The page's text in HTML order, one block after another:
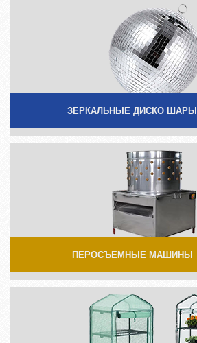
ЗЕРКАЛЬНЫЕ ДИСКО ШАРЫ
ПЕРОСЪЕМНЫЕ МАШИНЫ